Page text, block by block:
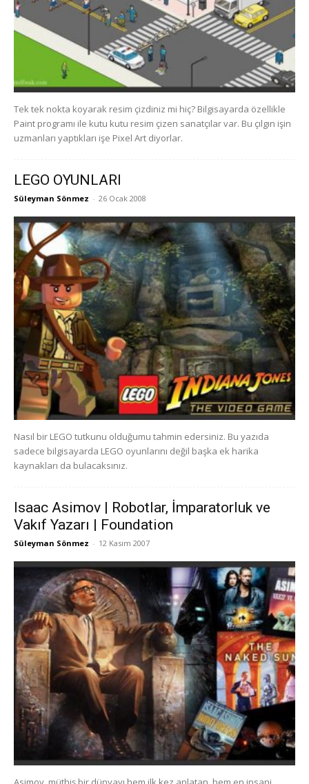
Tek tek nokta koyarak resim çizdiniz mi hiç? Bilgisayarda özellikle
Paint programı ile kutu kutu resim çizen sanatçılar var. Bu çılgın işin
uzmanları yaptıkları işe Pixel Art diyorlar.
LEGO OYUNLARI
Süleyman Sönmez - 26 Ocak 2008
Nasıl bir LEGO tutkunu olduğumu tahmin edersiniz. Bu yazıda
sadece bilgisayarda LEGO oyunlarını değil başka ek harika
kaynakları da bulacaksınız.
Isaac Asimov | Robotlar, İmparatorluk ve
Vakıf Yazarı | Foundation
Süleyman Sönmez - 12 Kasım 2007